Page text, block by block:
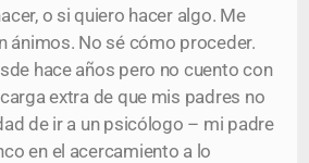
o si quiero hacer algo. Me
ánimos. No sé cómo proceder.
hace años pero no cuento con
extra de que mis padres no
de ir a un psicólogo – mi padre
en el acercamiento a lo